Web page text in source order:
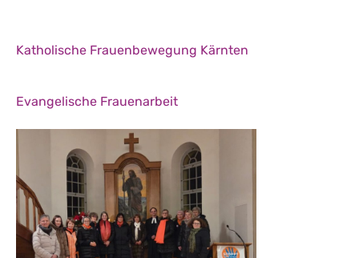
Katholische Frauenbewegung Kärnten
Evangelische Frauenarbeit